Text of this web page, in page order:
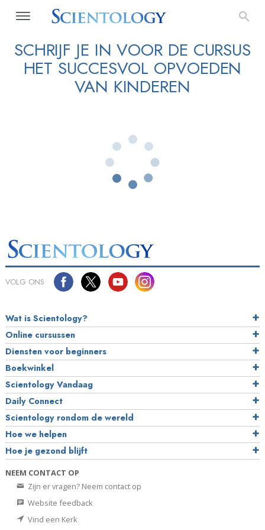
SCHRIJF JE IN VOOR DE CURSUS
HET SUCCESVOL OPVOEDEN
VAN KINDEREN
VOLG ONS
Wat is Scientology?
Online cursussen
Diensten voor beginners
Boekwinkel
Scientology Vandaag
Daily Connect
Scientology rondom de wereld
Hoe we helpen
Hoe je gezond blijft
NEEM CONTACT OP
Zijn er vragen? Neem contact op
Website feedback
Vind een Kerk